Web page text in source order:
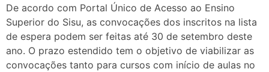
De acordo com Portal Único de Acesso ao Ensino
Superior do Sisu, as convocações dos inscritos na lista
de espera podem ser feitas até 30 de setembro deste
ano. O prazo estendido tem o objetivo de viabilizar as
convocações tanto para cursos com início de aulas no